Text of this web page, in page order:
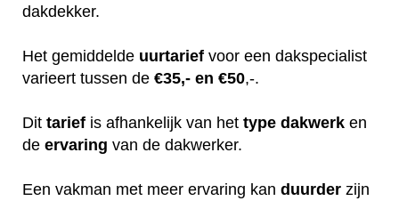
dakdekker.
Het gemiddelde uurtarief voor een dakspecialist
varieert tussen de €35,- en €50,-.
Dit tarief is afhankelijk van het type dakwerk en
de ervaring van de dakwerker.
Een vakman met meer ervaring kan duurder zijn